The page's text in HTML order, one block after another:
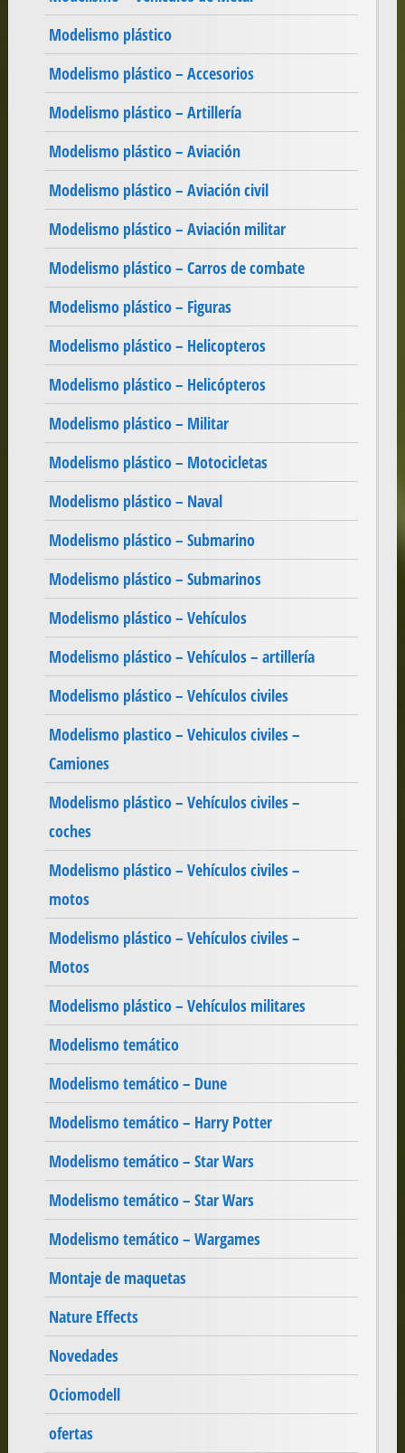
Modelismo plástico
Modelismo plástico – Accesorios
Modelismo plástico – Artillería
Modelismo plástico – Aviación
Modelismo plástico – Aviación civil
Modelismo plástico – Aviación militar
Modelismo plástico – Carros de combate
Modelismo plástico – Figuras
Modelismo plástico – Helicopteros
Modelismo plástico – Helicópteros
Modelismo plástico – Militar
Modelismo plástico – Motocicletas
Modelismo plástico – Naval
Modelismo plástico – Submarino
Modelismo plástico – Submarinos
Modelismo plástico – Vehículos
Modelismo plástico – Vehículos – artillería
Modelismo plástico – Vehículos civiles
Modelismo plastico – Vehiculos civiles –
Camiones
Modelismo plástico – Vehículos civiles –
coches
Modelismo plástico – Vehículos civiles –
motos
Modelismo plástico – Vehículos civiles –
Motos
Modelismo plástico – Vehículos militares
Modelismo temático
Modelismo temático – Dune
Modelismo temático – Harry Potter
Modelismo temático – Star Wars
Modelismo temático – Star Wars
Modelismo temático – Wargames
Montaje de maquetas
Nature Effects
Novedades
Ociomodell
ofertas